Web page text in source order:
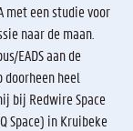
met een studie voor
naar de maan.
EADS aan de
doorheen heel
bij Redwire Space
Space) in Kruibeke